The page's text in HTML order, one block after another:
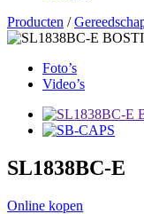
Producten /
Foto’s
Video’s
SL1838BC-E
Online kopen